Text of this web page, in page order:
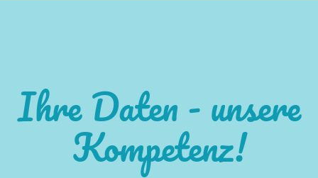
Ihre Daten - unsere
Kompetenz!